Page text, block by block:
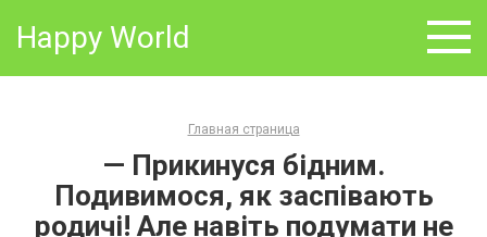
Happy World
Главная страница
— Прикинуся бідним.
Подивимося, як заспівають
родичі! Але навіть подумати не